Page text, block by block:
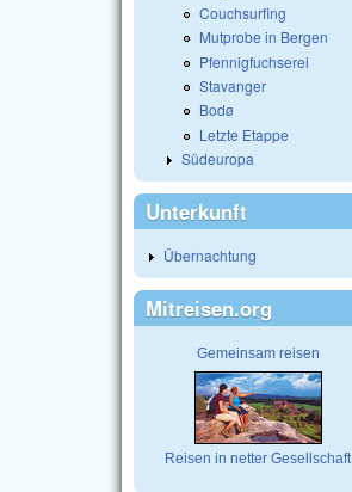
Couchsurfing
Mutprobe in Bergen
Pfennigfuchserei
Stavanger
Bodø
Letzte Etappe
Südeuropa
Unterkunft
Übernachtung
Mitreisen.org
Gemeinsam reisen
Reisen in netter Gesellschaft